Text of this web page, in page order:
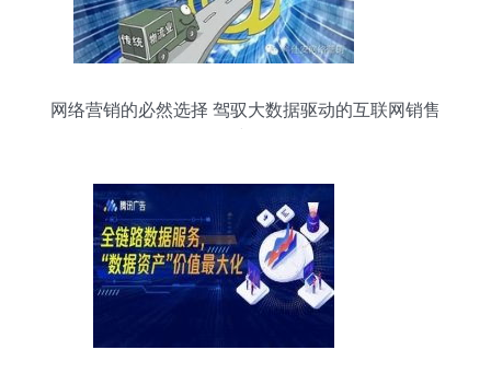
网络营销的必然选择 驾驭大数据驱动的互联网销售